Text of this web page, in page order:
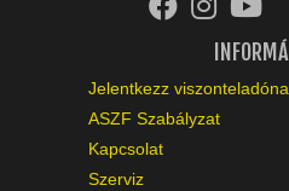
Jelentkezz
ASZF Szabályzat
Kapcsolat
Szerviz